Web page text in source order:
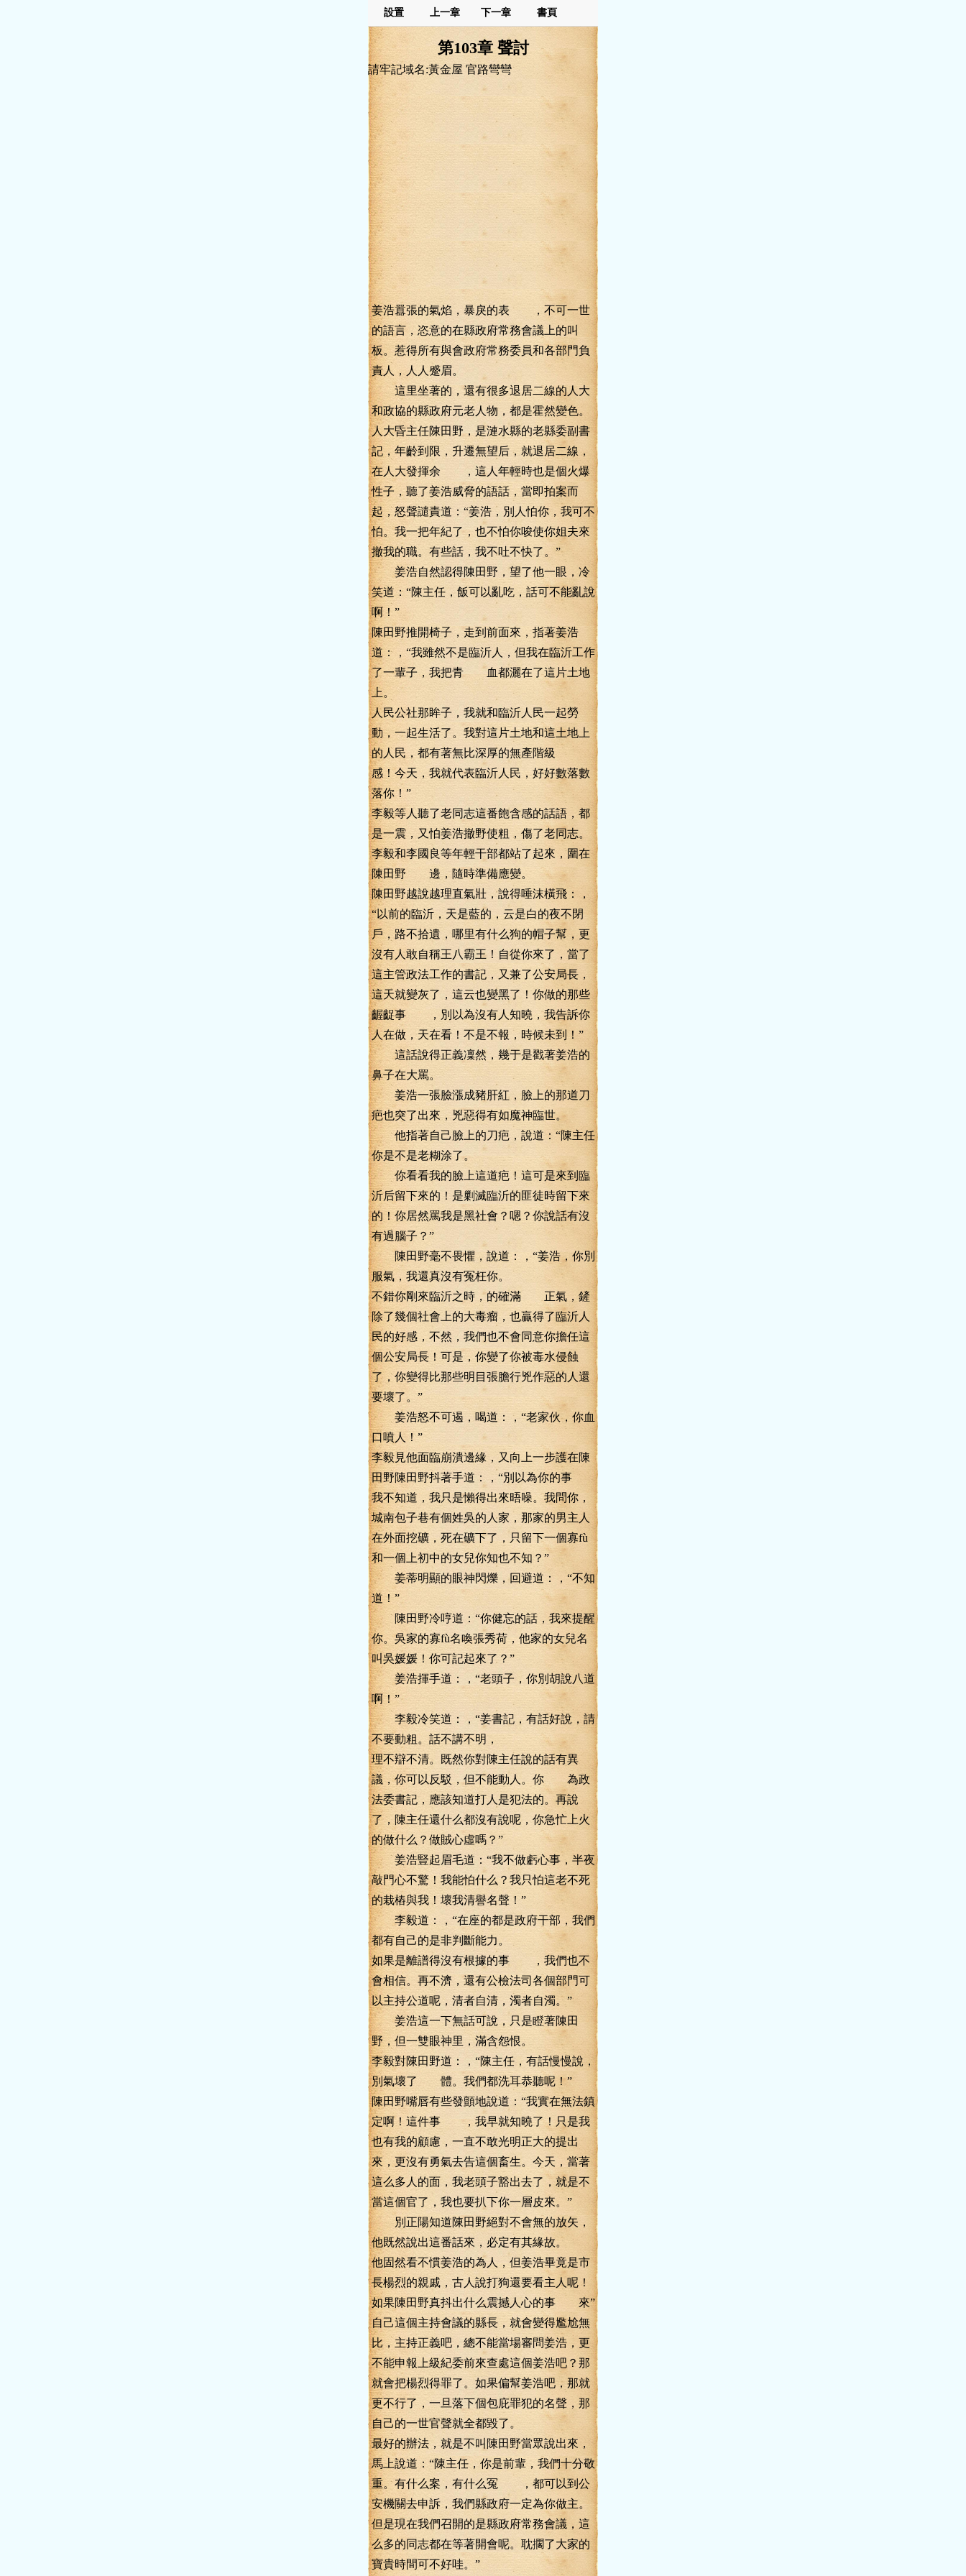
設置 上一章 下一章 書頁
第103章 聲討
請牢記域名:黃金屋 官路彎彎
姜浩囂張的氣焰，暴戾的表 ，不可一世
的語言，恣意的在縣政府常務會議上的叫
板。惹得所有與會政府常務委員和各部門負
責人，人人蹙眉。
這里坐著的，還有很多退居二線的人大
和政協的縣政府元老人物，都是霍然變色。
人大昏主任陳田野，是漣水縣的老縣委副書
記，年齡到限，升遷無望后，就退居二線，
在人大發揮余 ，這人年輕時也是個火爆
性子，聽了姜浩威脅的語話，當即拍案而
起，怒聲譴責道：“姜浩，別人怕你，我可不
怕。我一把年紀了，也不怕你唆使你姐夫來
撤我的職。有些話，我不吐不快了。”
姜浩自然認得陳田野，望了他一眼，冷
笑道：“陳主任，飯可以亂吃，話可不能亂說
啊！”
陳田野推開椅子，走到前面來，指著姜浩
道：，“我雖然不是臨沂人，但我在臨沂工作
了一輩子，我把青 血都灑在了這片土地
上。
人民公社那眸子，我就和臨沂人民一起勞
動，一起生活了。我對這片土地和這土地上
的人民，都有著無比深厚的無產階級
感！今天，我就代表臨沂人民，好好數落數
落你！”
李毅等人聽了老同志這番飽含感的話語，都
是一震，又怕姜浩撤野使粗，傷了老同志。
李毅和李國良等年輕干部都站了起來，圍在
陳田野 邊，隨時準備應變。
陳田野越說越理直氣壯，說得唾沫橫飛：，
“以前的臨沂，天是藍的，云是白的夜不閉
戶，路不拾遺，哪里有什么狗的帽子幫，更
沒有人敢自稱王八霸王！自從你來了，當了
這主管政法工作的書記，又兼了公安局長，
這天就變灰了，這云也變黑了！你做的那些
齷齪事 ，別以為沒有人知曉，我告訴你
人在做，天在看！不是不報，時候未到！”
這話說得正義凜然，幾于是戳著姜浩的
鼻子在大罵。
姜浩一張臉漲成豬肝紅，臉上的那道刀
疤也突了出來，兇惡得有如魔神臨世。
他指著自己臉上的刀疤，說道：“陳主任
你是不是老糊涂了。
你看看我的臉上這道疤！這可是來到臨
沂后留下來的！是剿滅臨沂的匪徒時留下來
的！你居然罵我是黑社會？嗯？你說話有沒
有過腦子？”
陳田野毫不畏懼，說道：，“姜浩，你別
服氣，我還真沒有冤枉你。
不錯你剛來臨沂之時，的確滿 正氣，鏟
除了幾個社會上的大毒瘤，也贏得了臨沂人
民的好感，不然，我們也不會同意你擔任這
個公安局長！可是，你變了你被毒水侵蝕
了，你變得比那些明目張膽行兇作惡的人還
要壞了。”
姜浩怒不可遏，喝道：，“老家伙，你血
口噴人！”
李毅見他面臨崩潰邊緣，又向上一步護在陳
田野陳田野抖著手道：，“別以為你的事
我不知道，我只是懶得出來晤噪。我問你，
城南包子巷有個姓吳的人家，那家的男主人
在外面挖礦，死在礦下了，只留下一個寡fù
和一個上初中的女兒你知也不知？”
姜蒂明顯的眼神閃爍，回避道：，“不知
道！”
陳田野冷哼道：“你健忘的話，我來提醒
你。吳家的寡fù名喚張秀荷，他家的女兒名
叫吳媛媛！你可記起來了？”
姜浩揮手道：，“老頭子，你別胡說八道
啊！”
李毅冷笑道：，“姜書記，有話好說，請
不要動粗。話不講不明，
理不辯不清。既然你對陳主任說的話有異
議，你可以反駁，但不能動人。你 為政
法委書記，應該知道打人是犯法的。再說
了，陳主任還什么都沒有說呢，你急忙上火
的做什么？做賊心虛嗎？”
姜浩豎起眉毛道：“我不做虧心事，半夜
敲門心不驚！我能怕什么？我只怕這老不死
的栽樁與我！壞我清譽名聲！”
李毅道：，“在座的都是政府干部，我們
都有自己的是非判斷能力。
如果是離譜得沒有根據的事 ，我們也不
會相信。再不濟，還有公檢法司各個部門可
以主持公道呢，清者自清，濁者自濁。”
姜浩這一下無話可說，只是瞪著陳田
野，但一雙眼神里，滿含怨恨。
李毅對陳田野道：，“陳主任，有話慢慢說，
別氣壞了 體。我們都洗耳恭聽呢！”
陳田野嘴唇有些發顫地說道：“我實在無法鎮
定啊！這件事 ，我早就知曉了！只是我
也有我的顧慮，一直不敢光明正大的提出
來，更沒有勇氣去告這個畜生。今天，當著
這么多人的面，我老頭子豁出去了，就是不
當這個官了，我也要扒下你一層皮來。”
別正陽知道陳田野絕對不會無的放矢，
他既然說出這番話來，必定有其緣故。
他固然看不慣姜浩的為人，但姜浩畢竟是市
長楊烈的親戚，古人說打狗還要看主人呢！
如果陳田野真抖出什么震撼人心的事 來”
自己這個主持會議的縣長，就會變得尷尬無
比，主持正義吧，總不能當場審問姜浩，更
不能申報上級紀委前來查處這個姜浩吧？那
就會把楊烈得罪了。如果偏幫姜浩吧，那就
更不行了，一旦落下個包庇罪犯的名聲，那
自己的一世官聲就全都毀了。
最好的辦法，就是不叫陳田野當眾說出來，
馬上說道：“陳主任，你是前輩，我們十分敬
重。有什么案，有什么冤 ，都可以到公
安機關去申訴，我們縣政府一定為你做主。
但是現在我們召開的是縣政府常務會議，這
么多的同志都在等著開會呢。耽擱了大家的
寶貴時間可不好哇。”